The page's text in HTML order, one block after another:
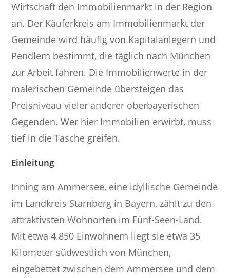
Wirtschaft den Immobilienmarkt in der Region
an. Der Käuferkreis am Immobilienmarkt der
Gemeinde wird häufig von Kapitalanlegern und
Pendlern bestimmt, die täglich nach München
zur Arbeit fahren. Die Immobilienwerte in der
malerischen Gemeinde übersteigen das
Preisniveau vieler anderer oberbayerischen
Gegenden. Wer hier Immobilien erwirbt, muss
tief in die Tasche greifen.
Einleitung
Inning am Ammersee, eine idyllische Gemeinde
im Landkreis Starnberg in Bayern, zählt zu den
attraktivsten Wohnorten im Fünf-Seen-Land.
Mit etwa 4.850 Einwohnern liegt sie etwa 35
Kilometer südwestlich von München,
eingebettet zwischen dem Ammersee und dem